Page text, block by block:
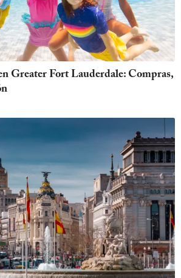
Greater Fort Lauderdale: Compras,